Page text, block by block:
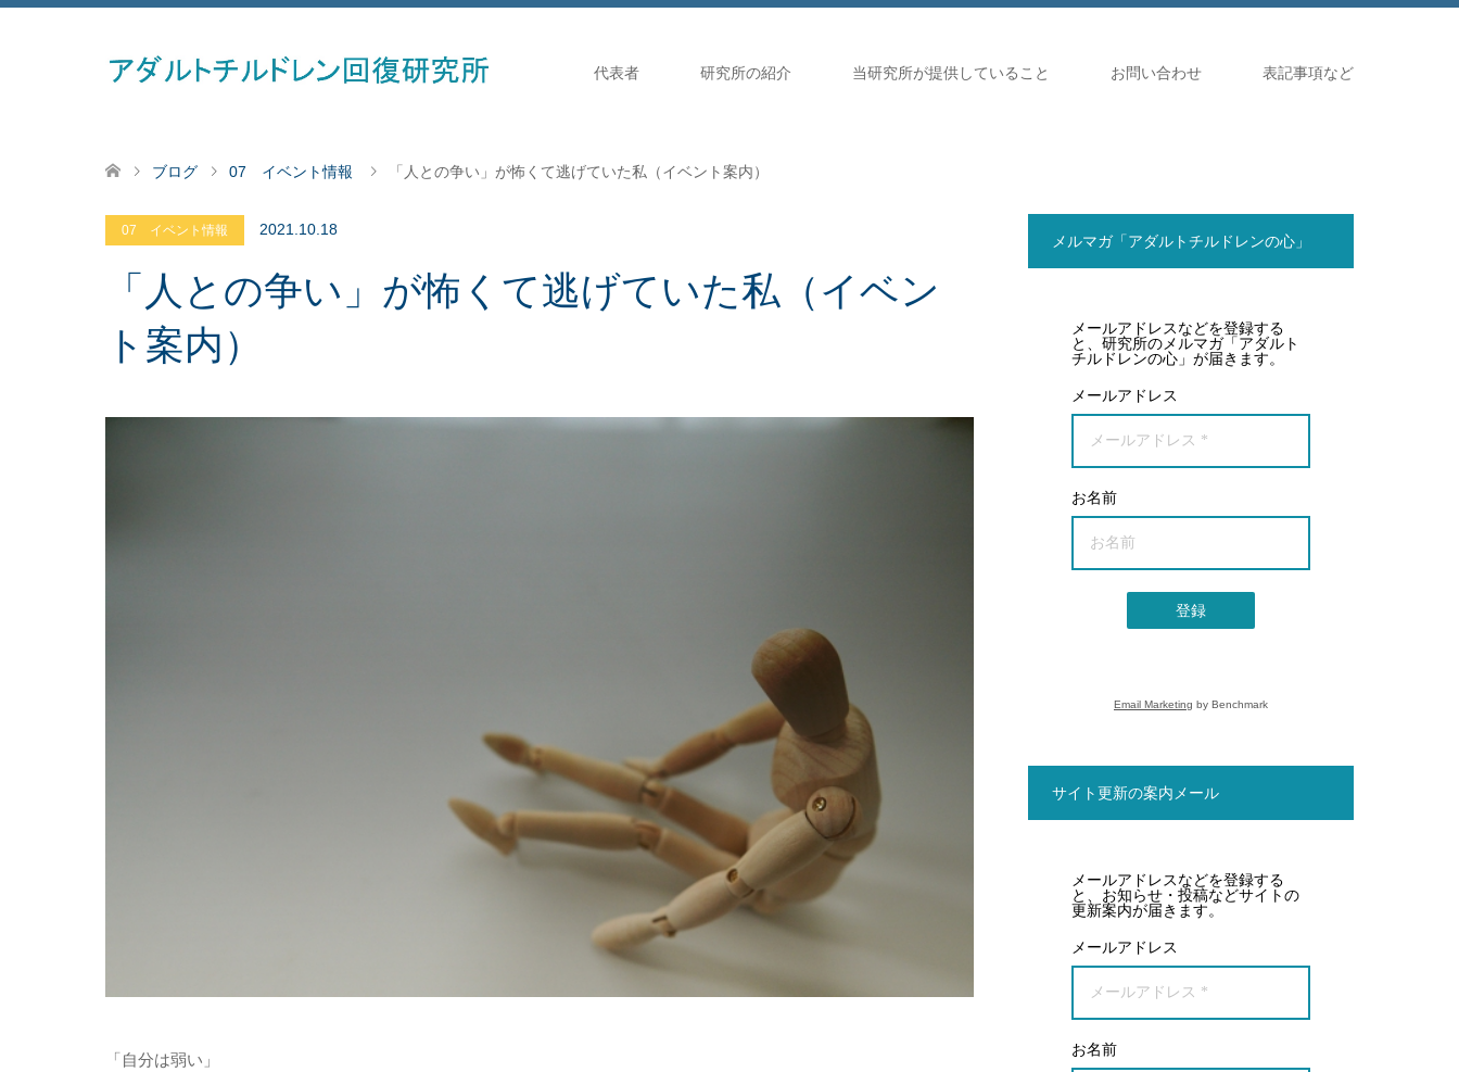
代表者 研究所の紹介 当研究所が提供していること お問い合わせ 表記事項など
ブログ 07 イベント情報 「人との争い」が怖くて逃げていた私（イベント案内）
07 イベント情報 2021.10.18
「人との争い」が怖くて逃げていた私（イベン
ト案内）
「自分は弱い」
メルマガ「アダルトチルドレンの心」
メールアドレスなどを登録する
と、研究所のメルマガ「アダルト
チルドレンの心」が届きます。
メールアドレス
お名前
登録
Email Marketing by Benchmark
サイト更新の案内メール
メールアドレスなどを登録する
と、お知らせ・投稿などサイトの
更新案内が届きます。
メールアドレス
お名前